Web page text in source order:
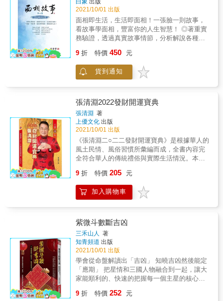
天府人，財務上要面子也要裡子，不只要看起
來風光，也因為想真的賺到錢，所以不會、也
不適合做槓桿太大、太多風險的投資。本書將
從頭教你看懂自己的財帛宮FQ，找到理財的方
向。 & ★四個宮位一起看，理財不吃虧 1.從財
帛宮看理財方向和財務智商。 2.從福德宮看到
人和豬隊友。 4.從田宅宮看是紙上富貴還是真
能落袋為安。 & ★時機、環境、方位，解密紫
微斗數裡的財運藏寶圖 紫微斗數命盤可以幫助
我們的，除了了解自己的個性特質、在心靈上
給予自己力量之外，其實還有更積極的方式協
助我們找到好機會、好環境、好方位，也就是
開發自己專屬的藏寶圖。例如開店做生意，找
到更適合自己的環境與開店時機，就會讓努力
得到更好的發揮。 & 強力推薦 （依首字筆順排
序） & Zoe 王小凡／KOL、主持人 李佩甄／台
灣好媳婦 簡少年／命運設計系 系主任
言：「將你所得的一切去換取一個瞭解，『瞭
解』這兩個字，第一是瞭解自己，第二是瞭解
周周的人。」但人心隔肚皮，要如何去瞭解一
個人？最快、最簡單的方法，無非就是：面
相。 面相問答，拋磚引玉，掀開面相神秘的面
紗！ 面相學源遠流傳，主因它可以見相識人，
面相學藉由問答的方式傳達給讀者，除了解析
相理外， 更告訴你生活的哲學觀，想在人生賽
局中成為進階勝利者， 必備現代兵法──「面相
面相神秘十字帶論相技巧，研習相學者絕不可
錯過！」 「二百篇問答，字字珠璣，揭露面相
真訣！」&not;
2021/10/01 出版
面相即生活，生活即面相！一張臉一則故事，
看故事學面相，豐富你的人生智慧！ ◎著重實
務驗證，透過真實故事情節，分析解說各種不
由故事的描述、相理的拆解，進而認識面相的
玄妙與深奧！ ◎三十餘年面相經驗，讓你認識
自己，見相識人，是職場必備的現代兵法。 面
深奧面相學藉由故事描述，呈現臉譜人生，解
析相理外，更告訴你生活的哲學觀， 想在人生
賽局中成為進階勝利組者，必備的現代兵法
──「面相學」。 不識人不足為將，不識才不足
為君！ 清末名臣曾國藩，率湘軍平太平天國之
亂，出將入相， 締造立功立德立言三不朽曠世
偉業， 其成功的祕訣在於～～見相識才、知人
善任！ 美人尖具有抗上的性格？心臟疾病要觀
察哪兒？女生眼神飄漫恐非一夫而終？ 話量特
孝媳？歿鼻查某嫁無好尪？ &hellip;&hellip; 命
運就寫在臉上，如何讓好運站在您這方？ 其
實，面相何不就是心相的一種？ 別讓世界改變
妳的笑容，要用笑容改變世界！ ★歡迎上臉書
社團「愛上面相棧」繼續參觀。 學生好評推薦
「藉故事情節寓教於相，內容篇篇精彩，相理
分析到位。」 「筆鋒文風幽默風趣，蘊含知識
及正能量。」 「雖未謀其人，但閱讀其書，彷
彿老師就在身旁指導你。沈老師面相功力深
厚，國內要找到如同老師這樣的著作，恐難出
其右，有幸能閱讀之，何其幸運！」
9 折 特價 450 元
貨到通知
張清淵2022發財開運寶典
張清淵 著
上優文化 出版
2021/10/01 出版
《張清淵二○二二發財開運寶典》是根據華人的
風土民情、風俗習慣所彙編而成，全書內容完
全符合華人的傳統禮俗與實際生活情況。本人
作，其目的是希望讓大家重新認識祖先留下的
傳統優良文化遺產，打破命理五術玄學為封建
迷信之陳腐觀念，提升正統風水命理師的地
嶄新的面貌呈現出來，以期能夠濟世助人，讓
您天天是好運。 本書內容豐富而實用，與坊間
的農民曆有所不同，本書力求簡單明瞭、扼要
易懂，以達深入簡出，讓萬年曆這老祖先的智
慧得以流傳善用，讓讀者達到趨吉避凶之目
的，以及知己知彼、百戰百勝，使工作、財
源、身體、家庭皆能順心如意，是您求財納福
絕對必備的最佳指南！ 二○二二新春將要來
臨，在新的一年之中，應如何做好妥善的規
9 折 特價 205 元
加入購物車
紫微斗數斷吉凶
三禾山人 著
知青頻道 出版
2021/10/01 出版
學會從命盤解讀出「吉凶」 知曉吉凶然後能定
「應期」 把星情和三國人物融合到一起，讓大
家能順利的、快速的把握每一個主星的核心星
星曜的星情是怎麼被翻譯成大白話的。 「吉
9 折 特價 252 元